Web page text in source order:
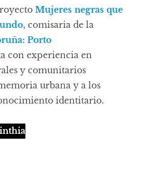
Mujeres negras que
, comisaria de la
Porto
con experiencia en
y comunitarios
urbana y a los
identitario.